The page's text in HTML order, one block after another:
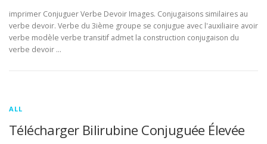
imprimer Conjuguer Verbe Devoir Images. Conjugaisons similaires au
verbe devoir. Verbe du 3ième groupe se conjugue avec l'auxiliaire avoir
verbe modèle verbe transitif admet la construction conjugaison du
verbe devoir …
ALL
Télécharger Bilirubine Conjuguée Élevée